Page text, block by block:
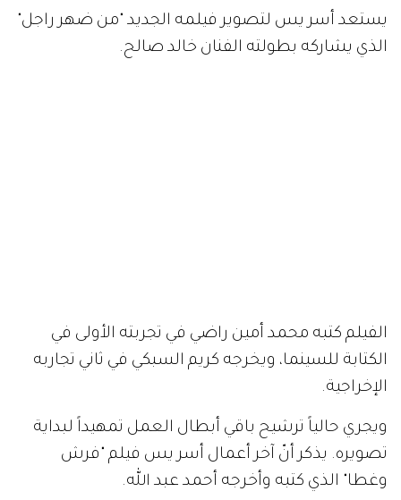
يستعد أسر يس لتصوير فيلمه الجديد "من ضهر راجل"
الذي يشاركه بطولته الفنان خالد صالح.
الفيلم كتبه محمد أمين راضي في تجربته الأولى في
الكتابة للسينما، ويخرجه كريم السبكي في ثاني تجاربه
الإخراجية.
ويجري حالياً ترشيح باقي أبطال العمل تمهيداً لبداية
تصويره. يذكر أنّ آخر أعمال أسر يس فيلم "فرش
وغطا" الذي كتبه وأخرجه أحمد عبد الله.